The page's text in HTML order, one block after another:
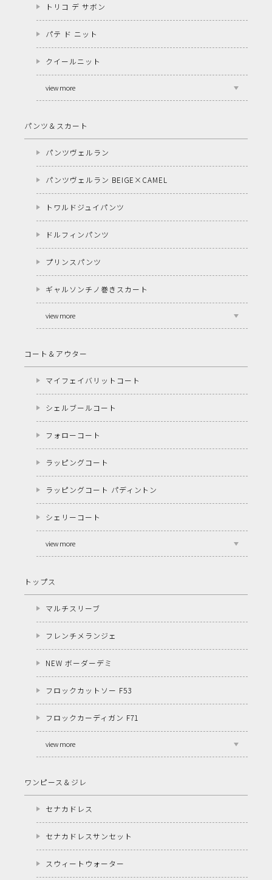
トリコ デ サボン
パテ ド ニット
クイールニット
view more
パンツ＆スカート
パンツヴェルラン
パンツヴェルラン BEIGE×CAMEL
トワルドジュイパンツ
ドルフィンパンツ
プリンスパンツ
ギャルソンチノ巻きスカート
view more
コート＆アウター
マイフェイバリットコート
シェルブールコート
フォローコート
ラッピングコート
ラッピングコート パディントン
シェリーコート
view more
トップス
マルチスリーブ
フレンチメランジェ
NEW ボーダーデミ
フロックカットソー F53
フロックカーディガン F71
view more
ワンピース＆ジレ
セナカドレス
セナカドレスサンセット
スウィートウォーター